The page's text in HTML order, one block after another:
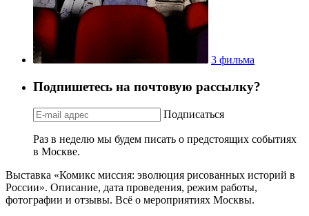
3 фильма
Подпишетесь на почтовую рассылку?
Подписаться
Раз в неделю мы будем писать о предстоящих событиях
в Москве.
Выставка «Комикс миссия: эволюция рисованных историй в
России». Описание, дата проведения, режим работы,
фотографии и отзывы. Всё о мероприятиях Москвы.